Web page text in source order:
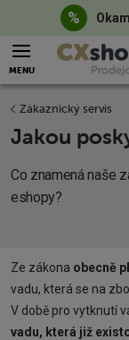
MENU
Zákaznický servis
Jakou
Co znamená naše
eshopy?
Ze zákona obecně
vadu, která se na
V době pro vytknutí
vadu, která již